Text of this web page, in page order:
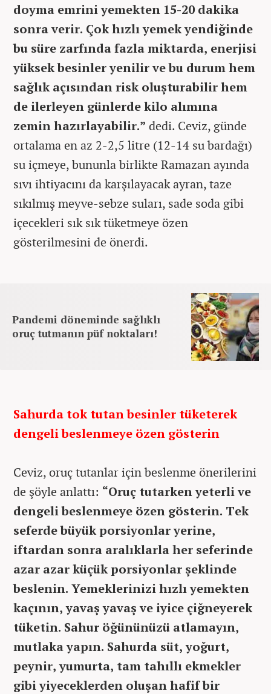
doyma emrini yemekten 15-20 dakika
sonra verir. Çok hızlı yemek yendiğinde
bu süre zarfında fazla miktarda, enerjisi
yüksek besinler yenilir ve bu durum hem
sağlık açısından risk oluşturabilir hem
de ilerleyen günlerde kilo alımına
zemin hazırlayabilir.” dedi. Ceviz, günde
ortalama en az 2-2,5 litre (12-14 su bardağı)
su içmeye, bununla birlikte Ramazan ayında
sıvı ihtiyacını da karşılayacak ayran, taze
sıkılmış meyve-sebze suları, sade soda gibi
içecekleri sık sık tüketmeye özen
gösterilmesini de önerdi.
Pandemi döneminde sağlıklı
oruç tutmanın püf noktaları!
Sahurda tok tutan besinler tüketerek
dengeli beslenmeye özen gösterin
Ceviz, oruç tutanlar için beslenme önerilerini
de şöyle anlattı: “Oruç tutarken yeterli ve
dengeli beslenmeye özen gösterin. Tek
seferde büyük porsiyonlar yerine,
iftardan sonra aralıklarla her seferinde
azar azar küçük porsiyonlar şeklinde
beslenin. Yemeklerinizi hızlı yemekten
kaçının, yavaş yavaş ve iyice çiğneyerek
tüketin. Sahur öğününüzü atlamayın,
mutlaka yapın. Sahurda süt, yoğurt,
peynir, yumurta, tam tahıllı ekmekler
gibi yiyeceklerden oluşan hafif bir